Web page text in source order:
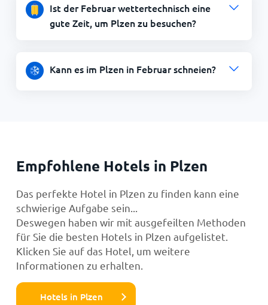
Ist der Februar wettertechnisch eine
gute Zeit, um Plzen zu besuchen?
Kann es im Plzen in Februar schneien?
Empfohlene Hotels in Plzen
Das perfekte Hotel in Plzen zu finden kann eine
schwierige Aufgabe sein...
Deswegen haben wir mit ausgefeilten Methoden
für Sie die besten Hotels in Plzen aufgelistet.
Klicken Sie auf das Hotel, um weitere
Informationen zu erhalten.
Hotels in Plzen